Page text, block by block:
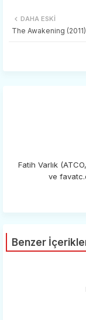
DAHA ESKI
The Awakening (2011)
Fatih Varlık
ve
Benzer